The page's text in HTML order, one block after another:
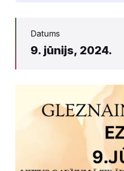
Datums
9. jūnijs, 2024.